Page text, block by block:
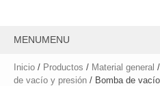
MENUMENU
Inicio / Productos / Material general /
de vacío y presión / Bomba de